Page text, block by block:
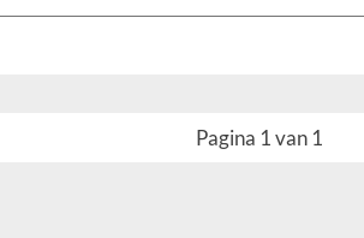
Pagina 1 van 1